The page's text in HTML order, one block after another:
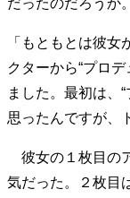
重圧との向き合い
ライフスタイル・生き
40代からの景色
病が教えてくれた
熱狂できるもの
だったのだろうか。
「もともとは彼
クターから“プロ
ました。最初は、
思ったんですが、
彼女の１枚目の
気だった。２枚目